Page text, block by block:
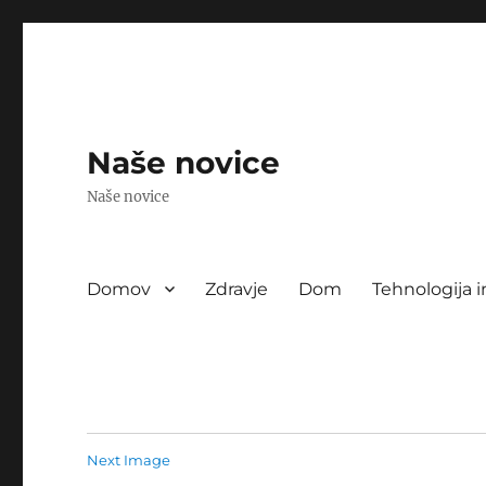
Naše novice
Naše novice
Domov Zdravje Dom Tehnologija
Next Image